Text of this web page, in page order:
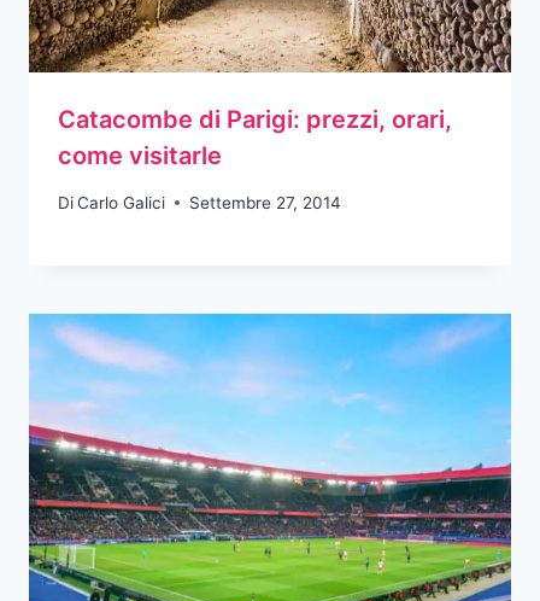
Catacombe di Parigi: prezzi, orari,
come visitarle
DiCarlo Galici Settembre 27, 2014